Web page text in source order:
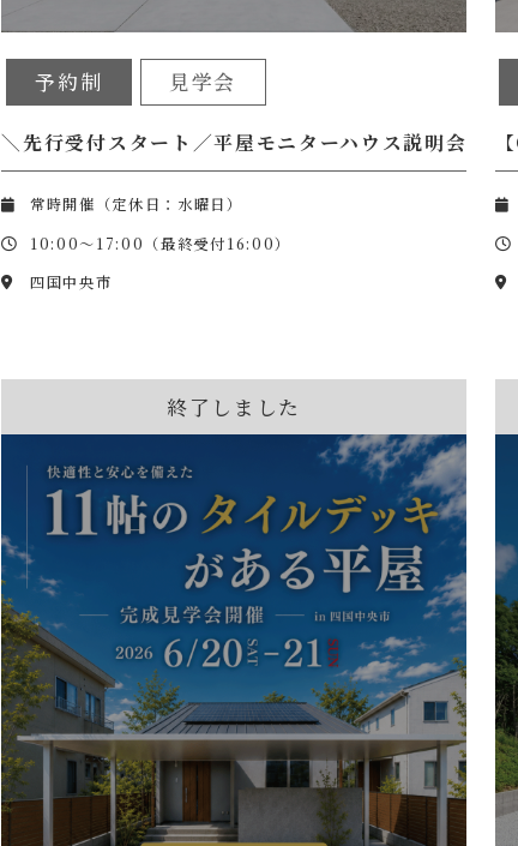
予約制 見学会
＼先行受付スタート／平屋モニターハウス説明会 in
常時開催（定休日：水曜日）
10:00～17:00（最終受付16:00）
四国中央市
終了しました